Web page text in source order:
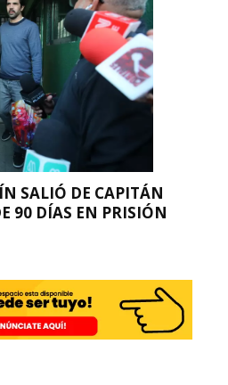
SALIÓ DE CAPITÁN
90 DÍAS EN PRISIÓN